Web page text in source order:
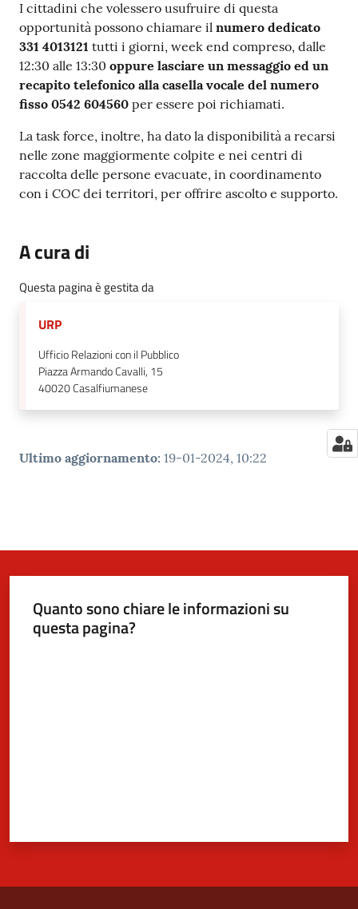
I cittadini che volessero usufruire di questa
opportunità possono chiamare il numero dedicato
331 4013121 tutti i giorni, week end compreso, dalle
12:30 alle 13:30 oppure lasciare un messaggio ed un
recapito telefonico alla casella vocale del numero
fisso 0542 604560 per essere poi richiamati.
La task force, inoltre, ha dato la disponibilità a recarsi
nelle zone maggiormente colpite e nei centri di
raccolta delle persone evacuate, in coordinamento
con i COC dei territori, per offrire ascolto e supporto.
A cura di
Questa pagina è gestita da
URP
Ufficio Relazioni con il Pubblico
Piazza Armando Cavalli, 15
40020Casalfiumanese
Ultimo aggiornamento: 19-01-2024, 10:22
Quanto sono chiare le informazioni su
questa pagina?